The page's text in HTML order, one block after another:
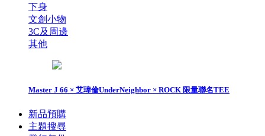
下身
文創小物
3C及周邊
其他
Master J 66 × 艾瑋倫UnderNeighbor × ROCK 限量聯名TEE
新品預購
主題搜尋